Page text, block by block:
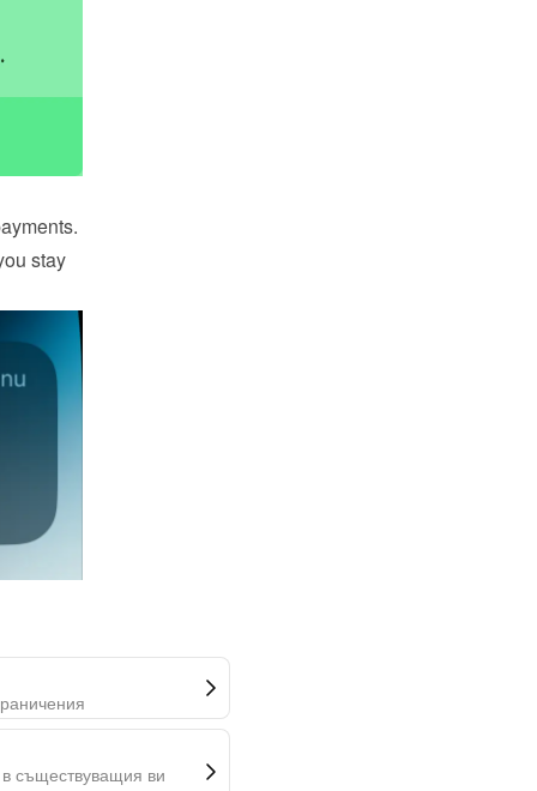
stay
съществуващия ви